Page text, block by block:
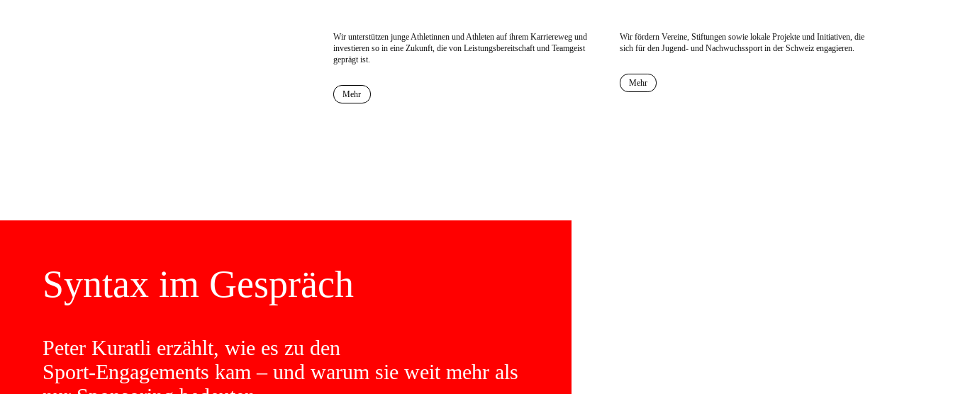
Wir unterstützen junge Athletinnen und Athleten auf ihrem Karriereweg und
investieren so in eine Zukunft, die von Leistungsbereitschaft und Teamgeist
geprägt ist.
Mehr
Wir fördern Vereine, Stiftungen sowie lokale Projekte und Initiativen, die
sich für den Jugend- und Nachwuchssport in der Schweiz engagieren.
Mehr
Syntax im Gespräch
Peter Kuratli erzählt, wie es zu den
Sport-Engagements kam – und warum sie weit mehr als